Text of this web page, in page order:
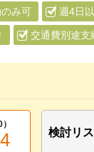
のみ可 週4日
交通費別途支
）
検討リ